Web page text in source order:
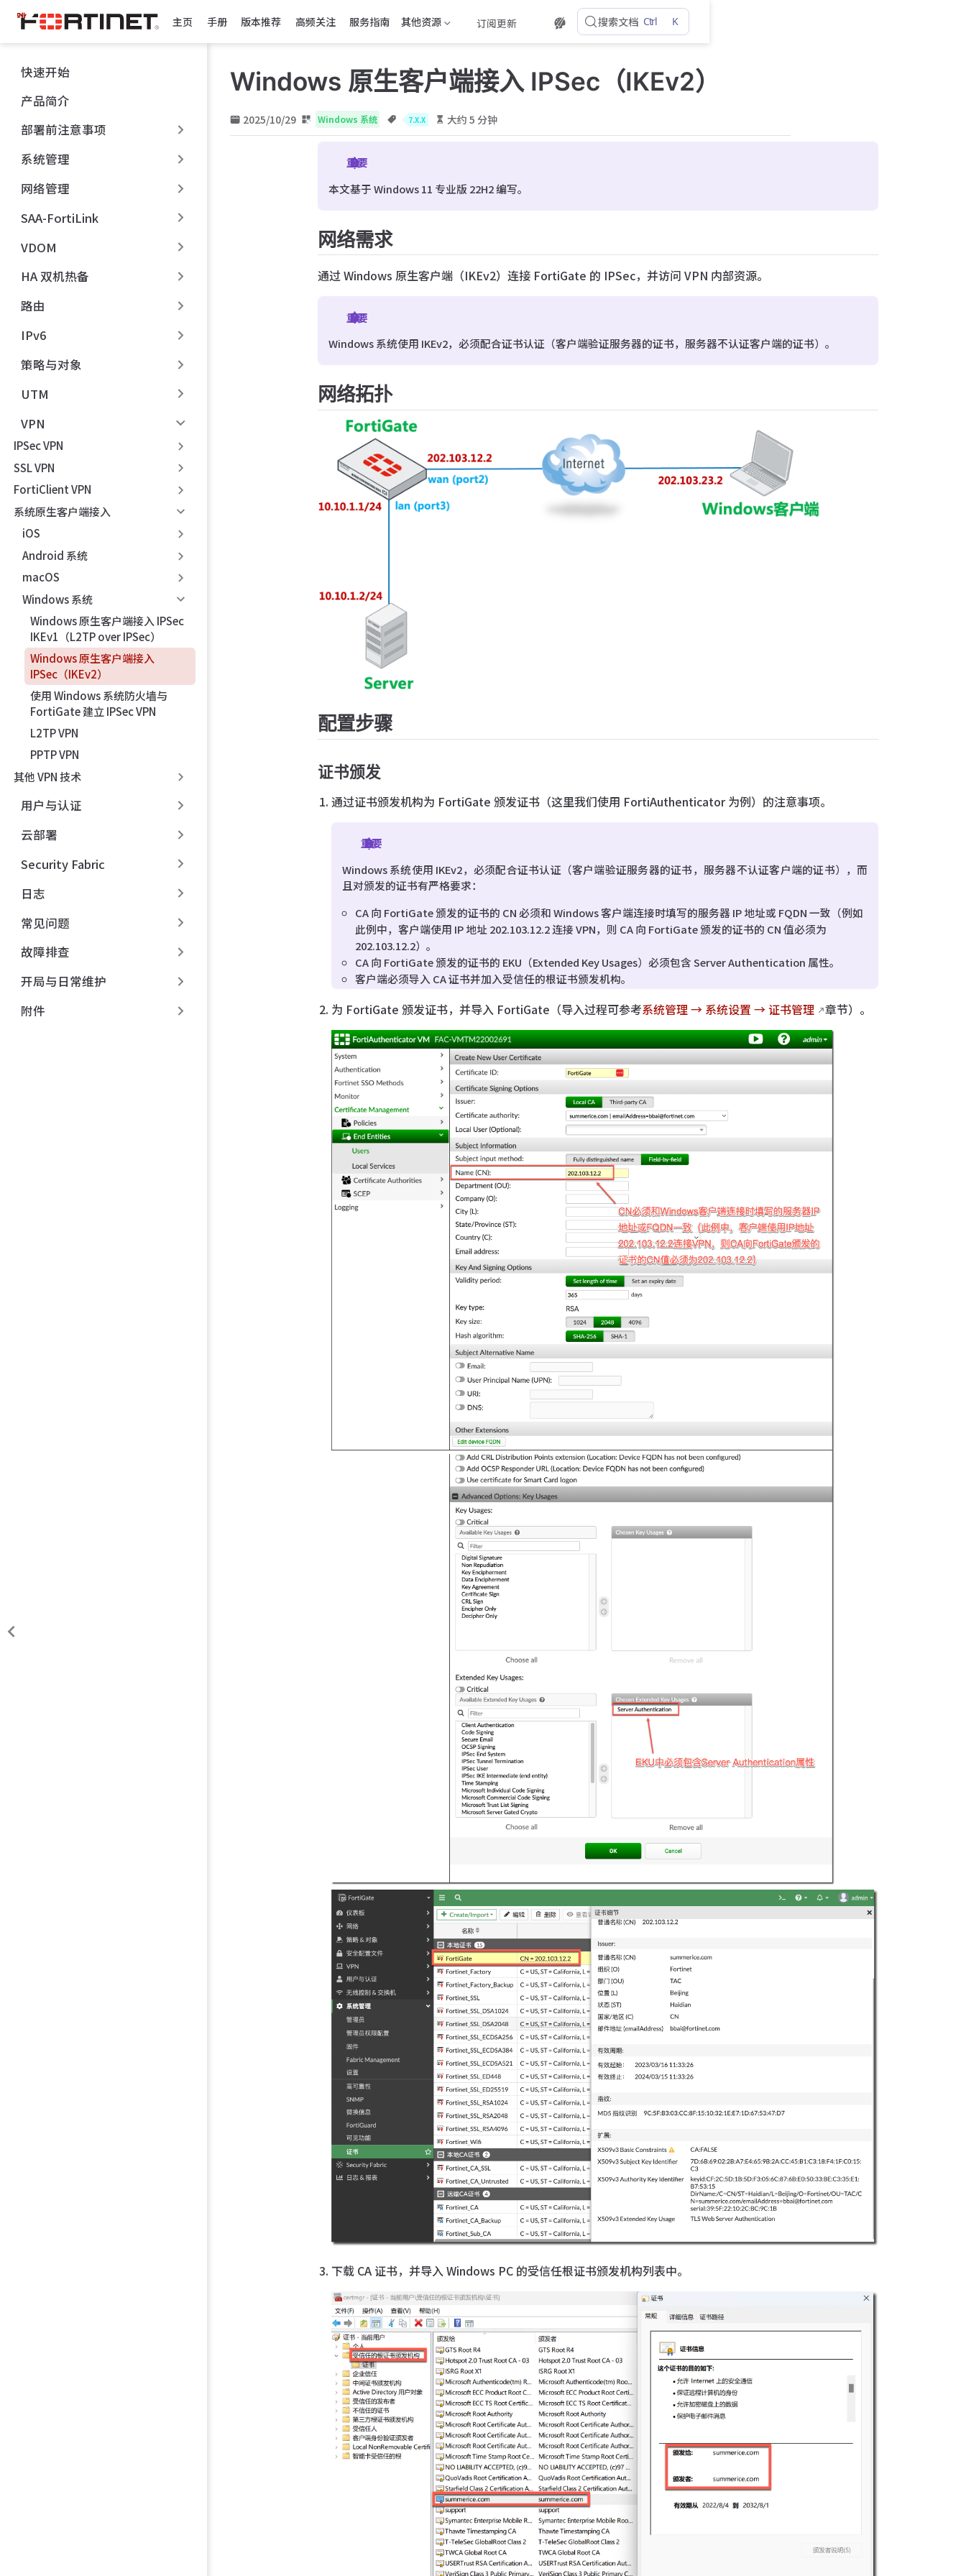
跳
至
主
內
容
主页 手册 版本推荐 高频关注 服务指南 其他资源 订阅更新 搜索文档 Ctrl K
快速开始
产品简介
部署前注意事项
系统管理
网络管理
SAA-FortiLink
VDOM
HA 双机热备
路由
IPv6
策略与对象
UTM
VPN
IPSec VPN
SSL VPN
FortiClient VPN
系统原生客户端接入
iOS
Android 系统
macOS
Windows 系统
Windows 原生客户端接入 IPSec
IKEv1（L2TP over IPSec）
Windows 原生客户端接入
IPSec（IKEv2）
使用 Windows 系统防火墙与
FortiGate 建立 IPSec VPN
L2TP VPN
PPTP VPN
其他 VPN 技术
用户与认证
云部署
Security Fabric
日志
常见问题
故障排查
开局与日常维护
附件
Windows 原生客户端接入 IPSec（IKEv2）
2025/10/29 Windows 系统 7.X.X 大约 5 分钟
重要
本文基于 Windows 11 专业版 22H2 编写。
网络需求
通过 Windows 原生客户端（IKEv2）连接 FortiGate 的 IPSec，并访问 VPN 内部资源。
重要
Windows 系统使用 IKEv2，必须配合证书认证（客户端验证服务器的证书，服务器不认证客户端的证书）。
网络拓扑
配置步骤
证书颁发
通过证书颁发机构为 FortiGate 颁发证书（这里我们使用 FortiAuthenticator 为例）的注意事项。
重要
Windows 系统使用 IKEv2，必须配合证书认证（客户端验证服务器的证书，服务器不认证客户端的证书），而
且对颁发的证书有严格要求：
CA 向 FortiGate 颁发的证书的 CN 必须和 Windows 客户端连接时填写的服务器 IP 地址或 FQDN 一致（例如
此例中，客户端使用 IP 地址 202.103.12.2 连接 VPN，则 CA 向 FortiGate 颁发的证书的 CN 值必须为
202.103.12.2）。
CA 向 FortiGate 颁发的证书的 EKU（Extended Key Usages）必须包含 Server Authentication 属性。
客户端必须导入 CA 证书并加入受信任的根证书颁发机构。
为 FortiGate 颁发证书，并导入 FortiGate（导入过程可参考系统管理 → 系统设置 → 证书管理 章节）。
下载 CA 证书，并导入 Windows PC 的受信任根证书颁发机构列表中。